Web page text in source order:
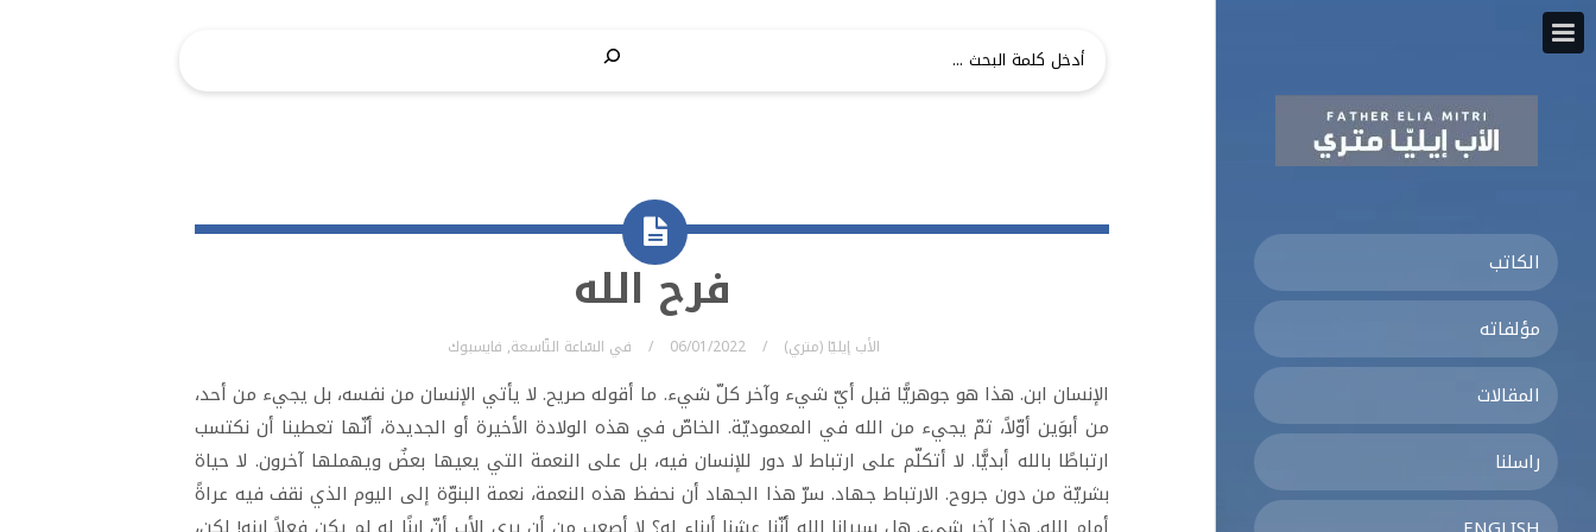
الكاتب
مؤلفاته
المقالات
راسلنا
فرح الله
الأب إيليّا (متري) 06/01/2022 في السّاعة التّاسعة, فايسبوك
الإنسان ابن. هذا هو جوهريًّا قبل أيّ شيء وآخر كلّ شيء. ما أقوله صريح. لا يأتي الإنسان من نفسه، بل يجيء من أحد،
من أبوَين أوّلاً، ثمّ يجيء من الله في المعموديّة. الخاصّ في هذه الولادة الأخيرة أو الجديدة، أنّها تعطينا أن نكتسب
ارتباطًا بالله أبديًّا. لا أتكلّم على ارتباط لا دور للإنسان فيه، بل على النعمة التي يعيها بعضٌ ويهملها آخرون. لا حياة
بشريّة من دون جروح. الارتباط جهاد. سرّ هذا الجهاد أن نحفظ هذه النعمة، نعمة البنوّة إلى اليوم الذي نقف فيه عراةً